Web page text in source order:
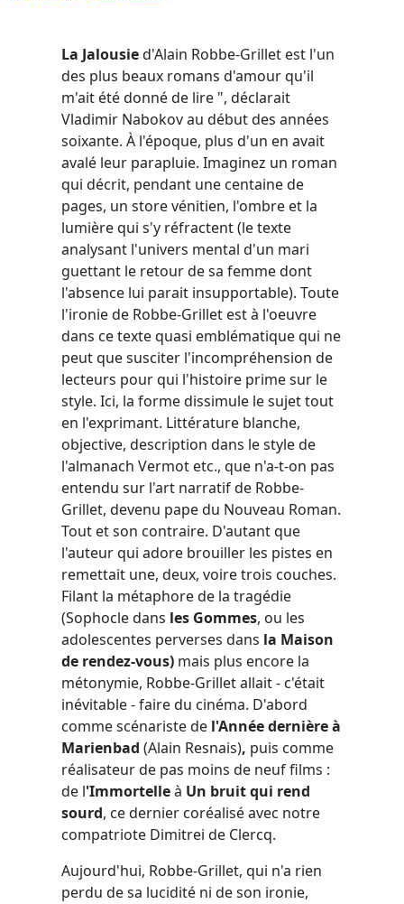
La Jalousied'Alain Robbe-Grillet est l'un
des plus beaux romans d'amour qu'il
m'ait été donné de lire ", déclarait
Vladimir Nabokov au début des années
soixante. À l'époque, plus d'un en avait
avalé leur parapluie. Imaginez un roman
qui décrit, pendant une centaine de
pages, un store vénitien, l'ombre et la
lumière qui s'y réfractent (le texte
analysant l'univers mental d'un mari
guettant le retour de sa femme dont
l'absence lui parait insupportable). Toute
l'ironie de Robbe-Grillet est à l'oeuvre
dans ce texte quasi emblématique qui ne
peut que susciter l'incompréhension de
lecteurs pour qui l'histoire prime sur le
style. Ici, la forme dissimule le sujet tout
en l'exprimant. Littérature blanche,
objective, description dans le style de
l'almanach Vermot etc., que n'a-t-on pas
entendu sur l'art narratif de Robbe-
Grillet, devenu pape du Nouveau Roman.
Tout et son contraire. D'autant que
l'auteur qui adore brouiller les pistes en
remettait une, deux, voire trois couches.
Filant la métaphore de la tragédie
(Sophocle dans les Gommes, ou les
adolescentes perverses dans la Maison
de rendez-vous) mais plus encore la
métonymie, Robbe-Grillet allait - c'était
inévitable - faire du cinéma. D'abord
comme scénariste de l'Année dernière à
Marienbad (Alain Resnais), puis comme
réalisateur de pas moins de neuf films :
de l'Immortelleà Un bruit qui rend
sourd, ce dernier coréalisé avec notre
compatriote Dimitrei de Clercq.
Aujourd'hui, Robbe-Grillet, qui n'a rien
perdu de sa lucidité ni de son ironie,